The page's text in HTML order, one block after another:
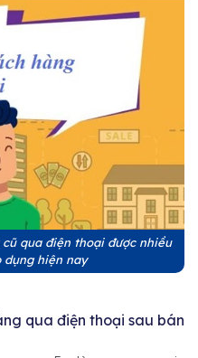
qua điện thoại được nhiều
dụng hiện nay
qua điện thoại sau bán